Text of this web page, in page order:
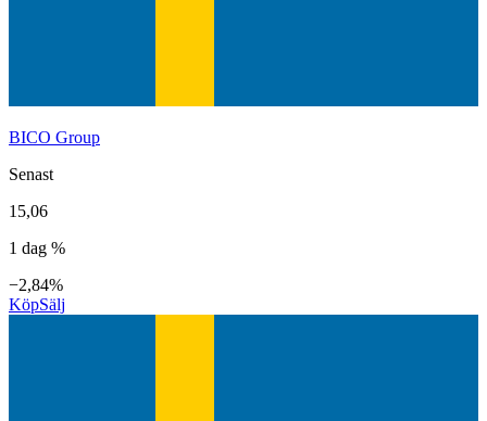
BICO Group
Senast
15,06
1 dag %
−2,84%
KöpSälj